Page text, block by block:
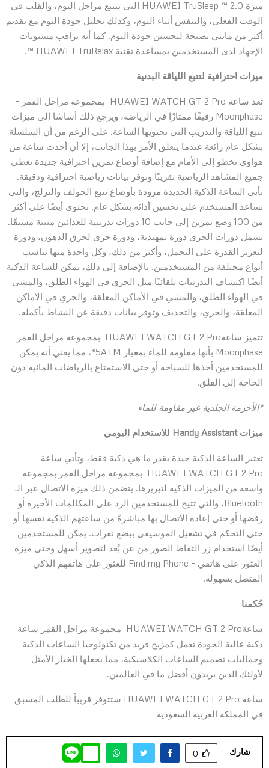
ميزة HUAWEI TruSleep ™ 2.0 التي تتتبع مراحل النوم، والقلب في
الوقت الفعلي، والتنفس أثناء النوم، وكذلك تحليل جودة النوم مع تقديم
أكثر من مائتي نصيحة لتحسين جودة النوم. كما أنه يراقب مستويات
الإجهاد لدى المستخدمين بمساعدة تقنية HUAWEI TruRelax ™.
ميزات احترافية لتتبع اللياقة البدنية
تعد ساعة HUAWEI WATCH GT 2 Pro بمجموعة مراحل القمر –
Moonphase رفيقًا ممتازًا في الرياضة، ويرجع ذلك أساسًا إلى ميزات
تتبع اللياقة والتدريب التي تحتويها الساعة. على الرغم من أن السلسلة
بشكل عام رائعة عندما يتعلق الأمر بهذا الجانب، إلا أن أحدث ساعة من
هواوي تخطو إلى الأمام مع إضافة أوضاع تمرين احترافية جديدة تغطي
جميع المشاهد الرياضية تقريبًا وتوفر بيانات رياضية احترافية ودقيقة.
تأتي الساعة الذكية الجديدة مزودة بأوضاع تتبع الجولف والتزلج، والتي
تساعد المستخدم على تحسين أدائه بشكل عام. تحتوي أيضًا على أكثر
من 100 وضع تمرين إلى جانب 10 دورات تدريبية للعدائين مثبتة مسبقًا.
تشمل دورات الجري دورة تمهيدية، ودورة جري لحرق الدهون، ودورة
لتعزيز القدرة على التحمل، وأكثر من ذلك، وكل واحدة منها تناسب
أنواع مختلفة من المستخدمين. بالإضافة إلى ذلك، يمكن للساعة الذكية
أيضًا اكتشاف التدريبات تلقائيًا مثل الجري في الهواء الطلق، والمشي
في الهواء الطلق، والمشي في الأماكن المغلقة، والجري في الأماكن
المغلقة، والجري، والتجديف وتوفر بيانات دقيقة عن النشاط بأكمله.
تتميز ساعةHUAWEI WATCH GT 2 Pro بمجموعة مراحل القمر –
Moonphase بأنها مقاومة للماء بمعيار 5ATM*، مما يعني أنه يمكن
للمستخدمين أخذها للسباحة أو حتى الاستمتاع بالرياضات المائية دون
الحاجة إلى القلق.
*الأحزمة الجلدية غير مقاومة للماء
ميزاتHandy Assistant للاستخدام اليومي
تعتبر الساعة الذكية جيدة بقدر ما هي ذكية فقط، وتأتي ساعة
HUAWEI WATCH GT 2 Pro بمجموعة مراحل القمر بمجموعة
واسعة من الميزات الذكية لتبريرها. يتضمن ذلك ميزة الاتصال عبر الـ
Bluetooth، والتي تتيح للمستخدمين الرد على المكالمات الأخيرة أو
رفضها أو حتى إعادة الاتصال بها مباشرةً من ساعتهم الذكية نفسها أو
حتى التحكم في تشغيل الموسيقى ببضع نقرات. يمكن للمستخدمين
أيضًا استخدام زر التقاط الصور من عن بُعد لتصوير أسهل وحتى ميزة
العثور على هاتفي – Find my Phone للعثور على هاتفهم الذكي
المتصل بسهولة.
حُكمنا
ساعةHUAWEI WATCH GT 2 Pro مجموعة مراحل القمر ساعة
ذكية عالية الجودة تعمل كمزيج فريد من تكنولوجيا الساعات الذكية
وجماليات تصميم الساعات الكلاسيكية، مما يجعلها الخيار الأمثل
لأولئك الذين يريدون أفضل ما في العالمين.
ساعة HUAWEI WATCH GT 2 Pro
ستتوفر قريباً للطلب المسبق
في المملكة العربية السعودية
شارك 0